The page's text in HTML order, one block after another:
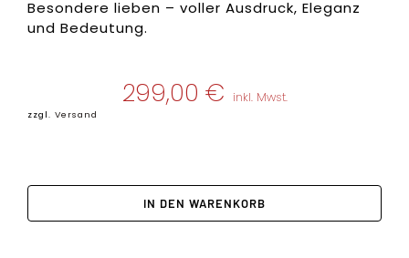
Besondere lieben – voller Ausdruck, Eleganz
und Bedeutung.
299,00 € inkl. Mwst.
zzgl. Versand
IN DEN WARENKORB